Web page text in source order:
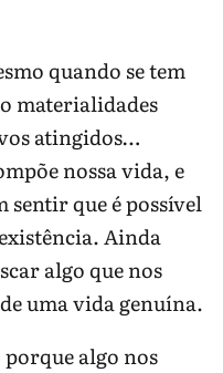
quando se tem
materialidades
atingidos…
nossa vida, e
que é possível
Ainda
algo que nos
uma vida genuína.
algo nos